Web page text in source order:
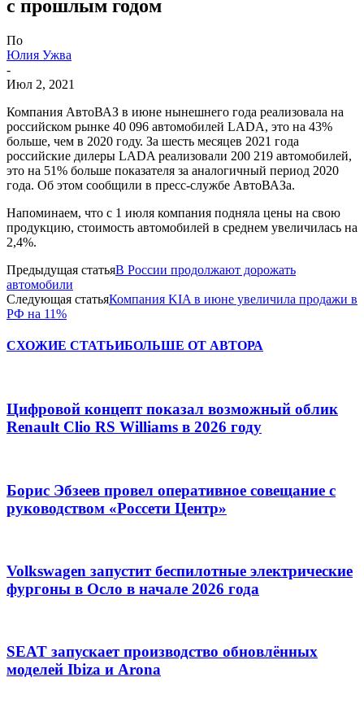
с прошлым годом
По
Юлия Ужва
-
Июл 2, 2021
Компания АвтоВАЗ в июне нынешнего года реализовала на
российском рынке 40 096 автомобилей LADA, это на 43%
больше, чем в 2020 году. За шесть месяцев 2021 года
российские дилеры LADA реализовали 200 219 автомобилей,
это на 51% больше показателя за аналогичный период 2020
года. Об этом сообщили в пресс-службе АвтоВАЗа.
Напоминаем, что с 1 июля компания подняла цены на свою
продукцию, стоимость автомобилей в среднем увеличилась на
2,4%.
Предыдущая статьяВ России продолжают дорожать
автомобили
Следующая статьяКомпания KIA в июне увеличила продажи в
РФ на 11%
СХОЖИЕ СТАТЬИБОЛЬШЕ ОТ АВТОРА
Цифровой концепт показал возможный облик
Renault Clio RS Williams в 2026 году
Борис Эбзеев провел оперативное совещание с
руководством «Россети Центр»
Volkswagen запустит беспилотные электрические
фургоны в Осло в начале 2026 года
SEAT запускает производство обновлённых
моделей Ibiza и Arona